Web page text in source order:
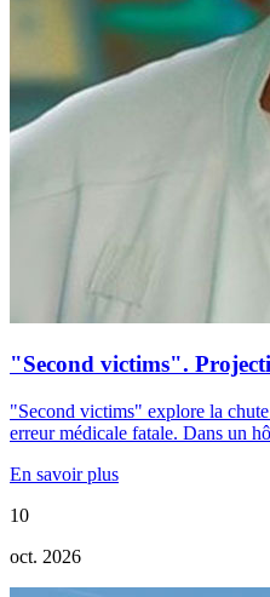
"Second victims".
"Second victims" explore la
erreur médicale fatale. Dans un
En savoir plus
10
oct. 2026